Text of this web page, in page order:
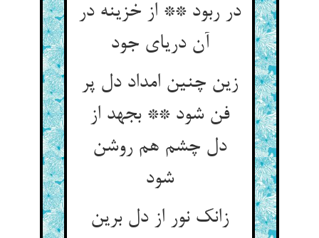
در ربود ** از خزینه در
آن دریای جود
زین چنین امداد دل پر
فن شود ** بجهد از
دل چشم هم روشن
شود
زانک نور از دل برین